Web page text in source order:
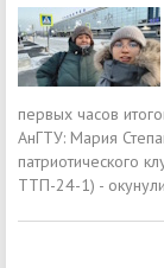
первых часов
АнГТУ: Мария
патриотического
ТТП-24-1) -